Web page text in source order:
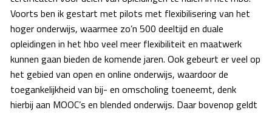
Voorts ben ik gestart met pilots met flexibilisering van het
hoger onderwijs, waarmee zo’n 500 deeltijd en duale
opleidingen in het hbo veel meer flexibiliteit en maatwerk
kunnen gaan bieden de komende jaren. Ook gebeurt er veel op
het gebied van open en online onderwijs, waardoor de
toegankelijkheid van bij- en omscholing toeneemt, denk
hierbij aan MOOC’s en blended onderwijs. Daar bovenop geldt